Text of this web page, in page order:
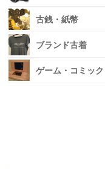
古銭・紙幣
ブランド古着
ゲーム・コミック